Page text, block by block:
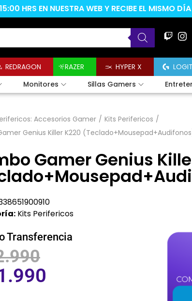
HRS EN NUESTRA WEB Y RECIBE EL MISMO
REDRAGON RAZER HYPER X
Monitores Sillas Gamers
Accesorios Gamer / Kits Perifericos /
Genius Killer K220
Gamer Genius
Kits Perifericos
Transferencia